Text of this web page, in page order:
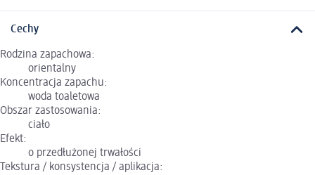
Cechy
Rodzina zapachowa:
orientalny
Koncentracja zapachu:
woda toaletowa
Obszar zastosowania:
ciało
Efekt:
o przedłużonej trwałości
Tekstura / konsystencja / aplikacja: